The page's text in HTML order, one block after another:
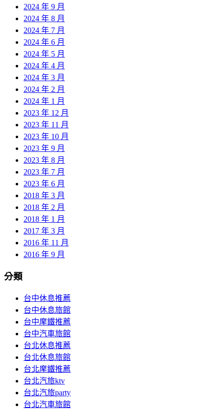
2024 年 9 月
2024 年 8 月
2024 年 7 月
2024 年 6 月
2024 年 5 月
2024 年 4 月
2024 年 3 月
2024 年 2 月
2024 年 1 月
2023 年 12 月
2023 年 11 月
2023 年 10 月
2023 年 9 月
2023 年 8 月
2023 年 7 月
2023 年 6 月
2018 年 3 月
2018 年 2 月
2018 年 1 月
2017 年 3 月
2016 年 11 月
2016 年 9 月
分類
台中休息推薦
台中休息旅館
台中摩鐵推薦
台中汽車旅館
台北休息推薦
台北休息旅館
台北摩鐵推薦
台北汽旅ktv
台北汽旅party
台北汽車旅館